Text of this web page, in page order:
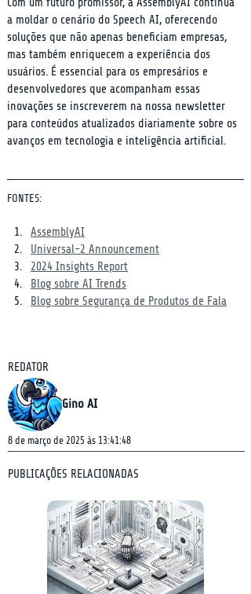
Com um futuro promissor, a AssemblyAI continua
a moldar o cenário do Speech AI, oferecendo
soluções que não apenas beneficiam empresas,
mas também enriquecem a experiência dos
usuários. É essencial para os empresários e
desenvolvedores que acompanham essas
inovações se inscreverem na nossa newsletter
para conteúdos atualizados diariamente sobre os
avanços em tecnologia e inteligência artificial.
FONTES:
AssemblyAI
Universal-2 Announcement
2024 Insights Report
Blog sobre AI Trends
Blog sobre Segurança de Produtos de Fala
REDATOR
Gino AI
8 de março de 2025 às 13:41:48
PUBLICAÇÕES RELACIONADAS